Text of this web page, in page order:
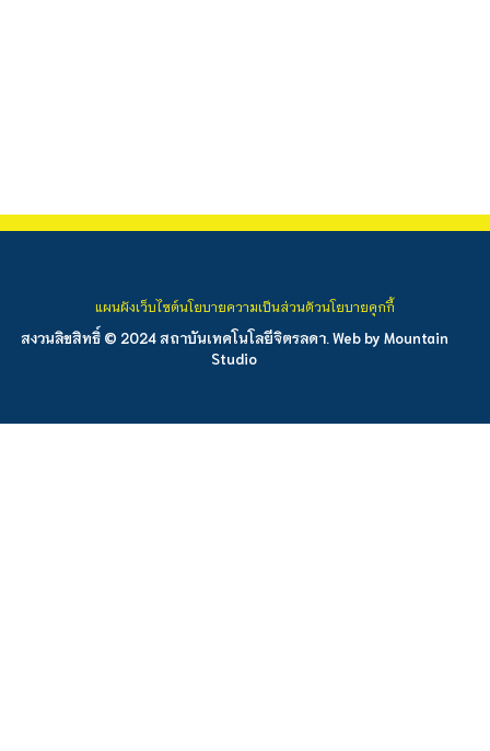
สงวนลิขสิทธิ์ © 2024 สถาบันเทคโนโลยีจิตรลดา. Web by Mountain
Studio
แผนผังเว็บไซต์นโยบายความเป็นส่วนตัวนโยบายคุกกี้